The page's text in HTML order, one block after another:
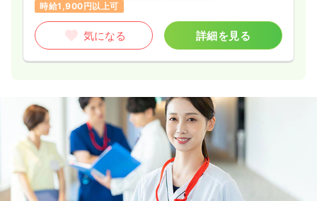
時給1,900円以上可
気になる 詳細を見る